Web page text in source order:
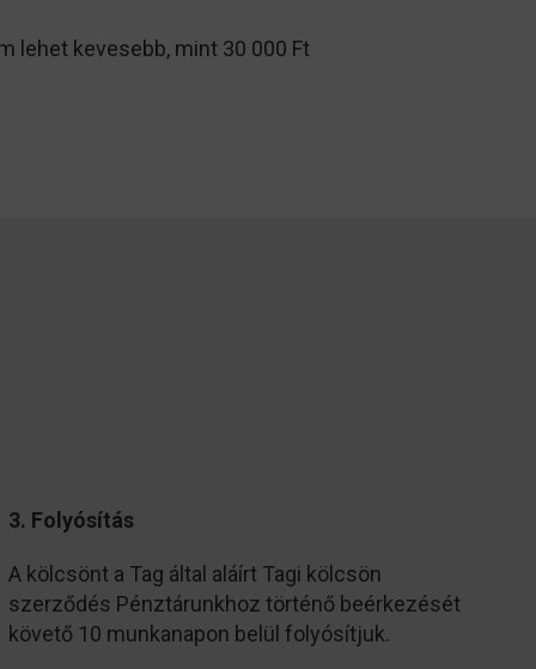
lehet kevesebb, mint 30 000 Ft
3. Folyósítás
A kölcsönt a Tag által aláírt Tagi kölcsön
szerződés Pénztárunkhoz történő beérkezését
követő 10 munkanapon belül folyósítjuk.